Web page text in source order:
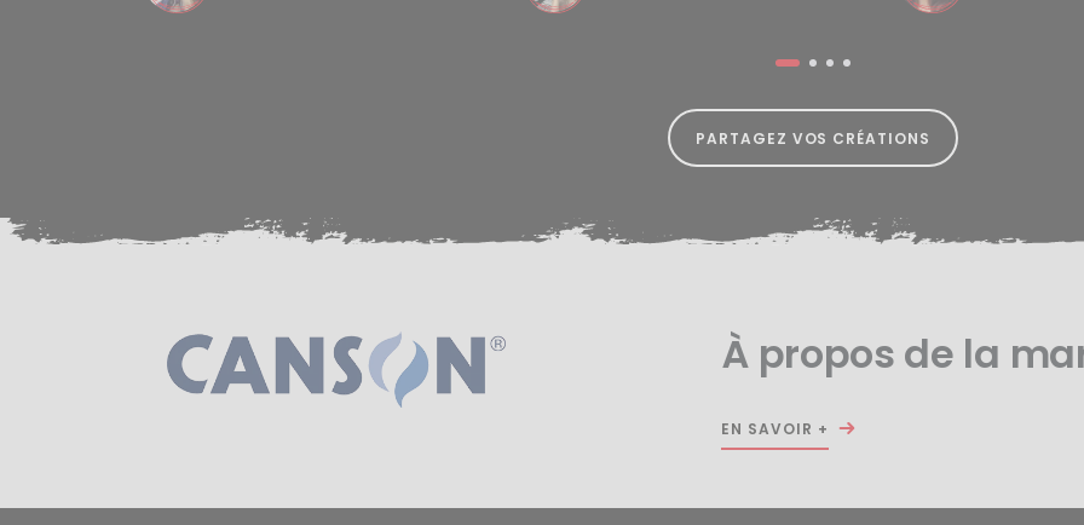
PARTAGEZ VOS CRÉATIONS
À propos de la
EN SAVOIR +